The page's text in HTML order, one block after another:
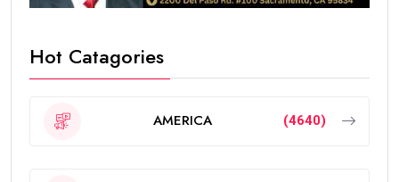
Hot Catagories
AMERICA (4640)